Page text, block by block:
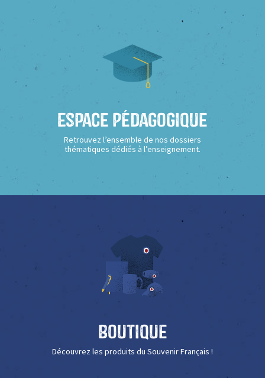
Espace Pédagogique
Retrouvez l’ensemble de nos dossiers
thématiques dédiés à l’enseignement.
Boutique
Découvrez les produits du Souvenir Français !